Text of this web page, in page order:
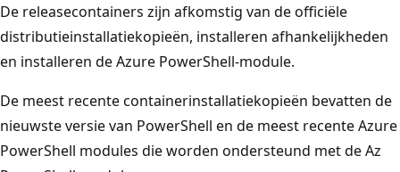
De releasecontainers zijn afkomstig van de officiële
distributieinstallatiekopieën, installeren afhankelijkheden
en installeren de Azure PowerShell-module.
De meest recente containerinstallatiekopieën bevatten de
nieuwste versie van PowerShell en de meest recente Azure
PowerShell modules die worden ondersteund met de Az